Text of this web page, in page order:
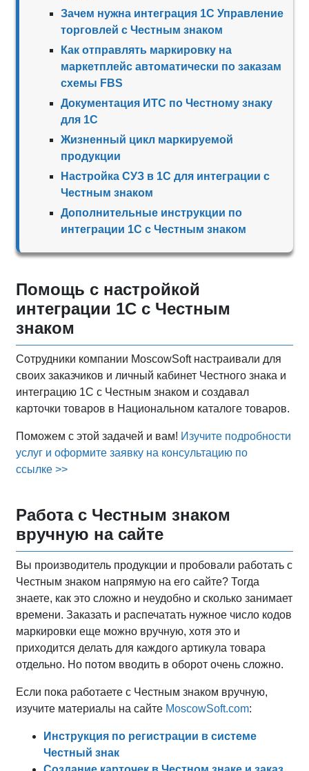
Зачем нужна интеграция 1С Управление
торговлей с Честным знаком
Как отправлять маркировку на
маркетплейс автоматически по заказам
схемы FBS
Документация ИТС по Честному знаку
для 1С
Жизненный цикл маркируемой
продукции
Настройка СУЗ в 1С для интеграции с
Честным знаком
Дополнительные инструкции по
интеграции 1С с Честным знаком
Помощь с настройкой
интеграции 1С с Честным
знаком
Сотрудники компании MoscowSoft настраивали для
своих заказчиков и личный кабинет Честного знака и
интеграцию 1С с Честным знаком и создавал
карточки товаров в Национальном каталоге товаров.
Поможем с этой задачей и вам! Изучите подробности
услуг и оформите заявку на консультацию по
ссылке >>
Работа с Честным знаком
вручную на сайте
Вы производитель продукции и пробовали работать с
Честным знаком напрямую на его сайте? Тогда
знаете, как это сложно и неудобно и сколько занимает
времени. Заказать и распечатать нужное число кодов
маркировки еще можно вручную, хотя это и
приходится делать для каждого артикула товара
отдельно. Но потом вводить в оборот очень сложно.
Если пока работаете с Честным знаком вручную,
изучите материалы на сайте MoscowSoft.com:
Инструкция по регистрации в системе
Честный знак